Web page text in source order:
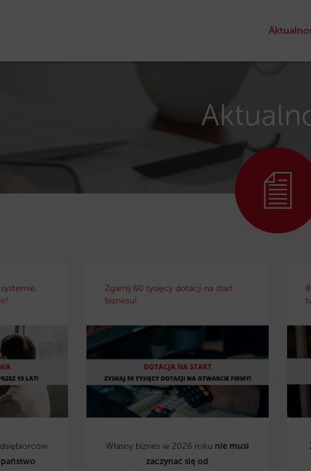
państwo
Zgarnij 60 tysięcy dotacji na start
biznesu!
Własny biznes w 2026 roku nie musi
zaczynać się od